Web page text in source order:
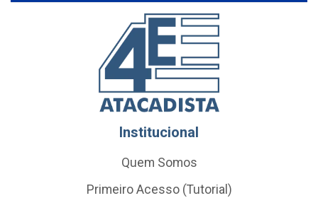
Institucional
Quem Somos
Primeiro Acesso (Tutorial)